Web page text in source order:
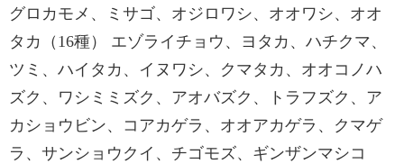
グロカモメ、ミサゴ、オジロワシ、オオワシ、オオ
タカ（16種） エゾライチョウ、ヨタカ、ハチクマ、
ツミ、ハイタカ、イヌワシ、クマタカ、オオコノハ
ズク、ワシミミズク、アオバズク、トラフズク、ア
カショウビン、コアカゲラ、オオアカゲラ、クマゲ
ラ、サンショウクイ、チゴモズ、ギンザンマシコ